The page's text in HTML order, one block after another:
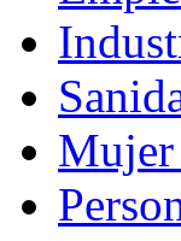
Mujer